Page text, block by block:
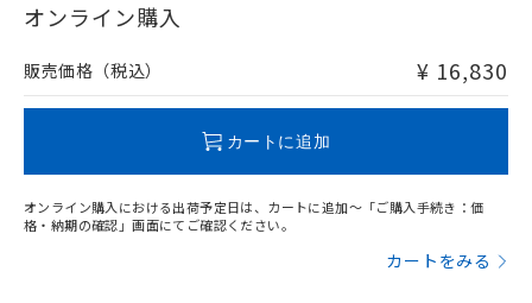
オンライン購入
販売価格（税込） ¥ 16,830
カートに追加
オンライン購入における出荷予定日は、カートに追加～「ご購入手続き：価
格・納期の確認」画面にてご確認ください。
カートをみる